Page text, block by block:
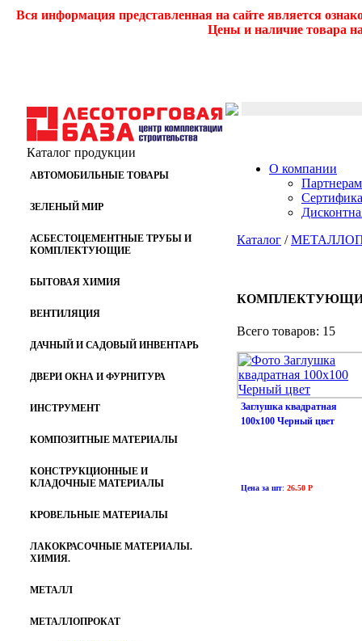
Вся информация представленная на сайте является
Цены и наличие товара
Каталог продукции
АВТОМОБИЛЬНЫЕ ТОВАРЫ
ЗЕЛЕНЫЙ МИР
АСБЕСТОЦЕМЕНТНЫЕ ТРУБЫ И
КОМПЛЕКТУЮЩИЕ
БЫТОВАЯ ХИМИЯ
ВЕНТИЛЯЦИЯ
ДАЧНЫЙ И САДОВЫЙ ИНВЕНТАРЬ
ДВЕРИ ОКНА И ФУРНИТУРА
ИНСТРУМЕНТ
КОМПОЗИТНЫЕ МАТЕРИАЛЫ
КОНСТРУКЦИОННЫЕ И
КЛАДОЧНЫЕ МАТЕРИАЛЫ
КРОВЕЛЬНЫЕ МАТЕРИАЛЫ
ЛАКОКРАСОЧНЫЕ МАТЕРИАЛЫ.
ХИМИЯ.
МЕТАЛЛ
МЕТАЛЛОПРОКАТ
О компании
Партнерам
Каталог /
Всего товаров: 15
Заглушка квадратная
100х100 Черный цвет
Цена за шт: 26.50 Р